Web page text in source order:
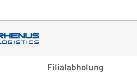
Filialabholung